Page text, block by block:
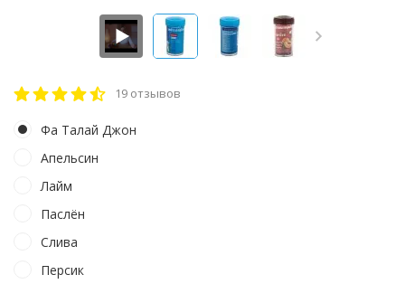
19 отзывов
Фа Талай Джон
Апельсин
Лайм
Паслён
Слива
Персик